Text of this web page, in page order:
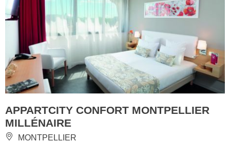
APPARTCITY CONFORT MONTPELLIER
MILLÉNAIRE
MONTPELLIER